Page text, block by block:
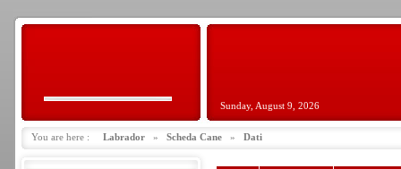
Sunday, August 9, 2026
You are here : Labrador » Scheda Cane » Dati